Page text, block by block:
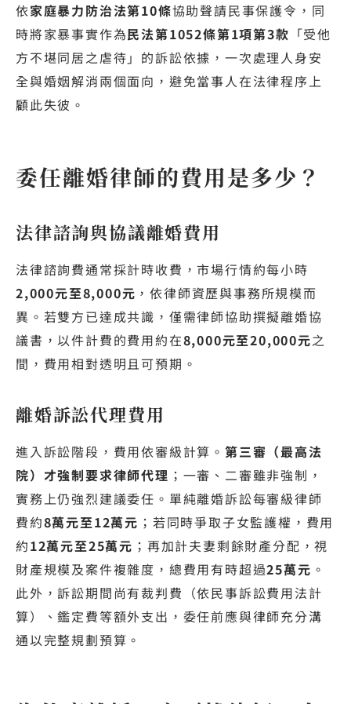
依家庭暴力防治法第10條協助聲請民事保護令，同
時將家暴事實作為民法第1052條第1項第3款 「受他
方不堪同居之虐待」的訴訟依據，一次處理人身安
全與婚姻解消兩個面向，避免當事人在法律程序上
顧此失彼。
委任離婚律師的費用是多少？
法律諮詢與協議離婚費用
法律諮詢費通常採計時收費，市場行情約每小時
2,000元至8,000元 ，依律師資歷與事務所規模而
異。若雙方已達成共識，僅需律師協助撰擬離婚協
議書，以件計費的費用約在8,000元至20,000元之
間，費用相對透明且可預期。
離婚訴訟代理費用
進入訴訟階段，費用依審級計算。第三審（最高法
院）才強制要求律師代理 ；一審、二審雖非強制，
實務上仍強烈建議委任。單純離婚訴訟每審級律師
費約8萬元至12萬元 ；若同時爭取子女監護權，費用
約12萬元至25萬元 ；再加計夫妻剩餘財產分配，視
財產規模及案件複雜度，總費用有時超過25萬元 。
此外，訴訟期間尚有裁判費（依民事訴訟費用法計
算）、鑑定費等額外支出，委任前應與律師充分溝
通以完整規劃預算。